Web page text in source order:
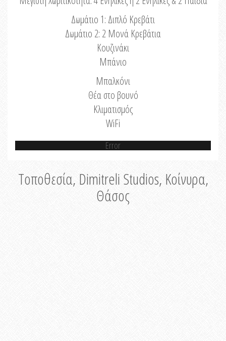
Δωμάτιο 1: Διπλό Κρεβάτι
Δωμάτιο 2: 2 Μονά Κρεβάτια
Κουζινάκι
Μπάνιο
Μπαλκόνι
Θέα στο βουνό
Κλιματισμός
WiFi
Error
Τοποθεσία, Dimitreli Studios, Κοίνυρα,
Θάσος